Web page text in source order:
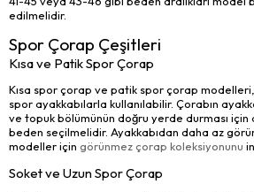
edilmelidir.
Spor Çorap Çeşitleri
Kısa ve Patik Spor Çorap
Kısa spor çorap ve patik spor çorap
spor ayakkabılarla kullanılabilir. Çorabın
ve topuk bölümünün doğru yerde durması için
beden seçilmelidir. Ayakkabıdan daha az
modeller için görünmez çorap koleksiyonunu
Soket ve Uzun Spor Çorap